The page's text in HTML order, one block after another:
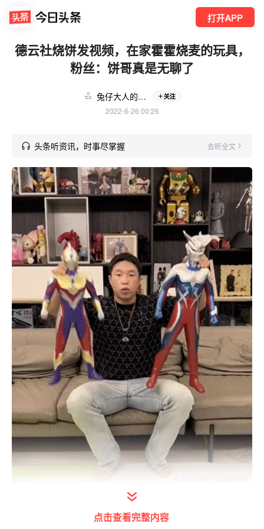
打开APP
德云社烧饼发视频，在家霍霍烧麦的玩具，
粉丝：饼哥真是无聊了
兔仔大人的德云世界 关注
2022-6-26 00:26
头条听资讯，时事尽掌握 去听全文
打开今日头条查看图片详情
6月25日，德云社烧饼发视频，在家“霍霍”儿
点击查看完整内容